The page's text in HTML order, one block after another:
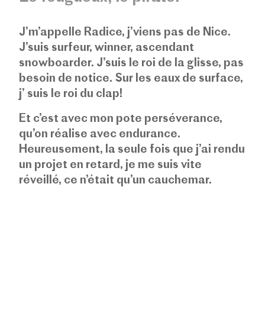
J’m’appelle Radice, j’viens pas de Nice.
J’suis surfeur, winner, ascendant
snowboarder. J’suis le roi de la glisse, pas
besoin de notice. Sur les eaux de surface,
j’ suis le roi du clap!
Et c’est avec mon pote perséverance,
qu’on réalise avec endurance.
Heureusement, la seule fois que j’ai rendu
un projet en retard, je me suis vite
réveillé, ce n’était qu’un cauchemar.